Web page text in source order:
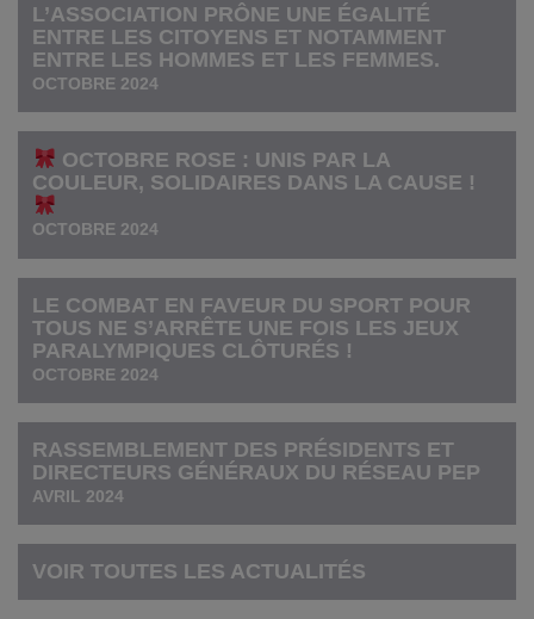
L’ASSOCIATION PRÔNE UNE ÉGALITÉ
ENTRE LES CITOYENS ET NOTAMMENT
ENTRE LES HOMMES ET LES FEMMES.
OCTOBRE 2024
OCTOBRE ROSE : UNIS PAR LA
COULEUR, SOLIDAIRES DANS LA CAUSE !
OCTOBRE 2024
LE COMBAT EN FAVEUR DU SPORT POUR
TOUS NE S’ARRÊTE UNE FOIS LES JEUX
PARALYMPIQUES CLÔTURÉS !
OCTOBRE 2024
RASSEMBLEMENT DES PRÉSIDENTS ET
DIRECTEURS GÉNÉRAUX DU RÉSEAU PEP
AVRIL 2024
VOIR TOUTES LES ACTUALITÉS